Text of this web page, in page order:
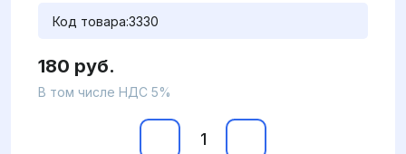
Код товара:3330
180 руб.
В том числе НДС 5%